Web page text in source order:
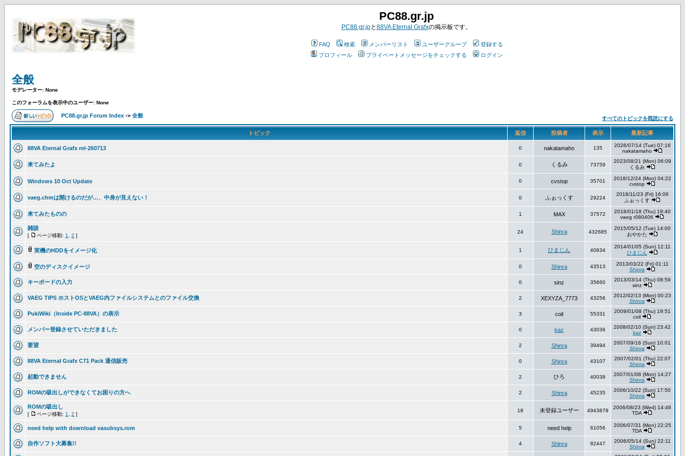
PC88.gr.jp
PC88.gr.jpと88VA Eternal Grafxの掲示板です。
FAQ 検索 メンバーリスト ユーザーグループ
登録する
プロフィール
プライベートメッセージをチェックする ログイン
全般
モデレーター: None
このフォーラムを表示中のユーザー: None
PC88.gr.jp Forum Index -> 全般 すべてのトピックを既読にする
トピック 返信 投稿者 表示 最新記事
88VA Eternal Grafx rel-260713 0 nakatamaho 135
2026/07/14 (Tue) 07:16
nakatamaho
来てみたよ 0 くるみ 73759
2023/08/21 (Mon) 06:09
くるみ
Windows 10 Oct Update 0 cvstop 35701
2018/12/24 (Mon) 04:22
cvstop
vaeg.chmは開けるのだが…、中身が見えない！ 0 ふぉっくす 29224
2018/11/23 (Fri) 16:06
ふぉっくす
来てみたものの 1 MAX 37572
2018/01/18 (Thu) 19:40
vaeg r080406
雑談
[ ページ移動: 1 2 ]
24 Shinra 432685
2015/05/12 (Tue) 14:00
おやかた
実機のHDDをイメージ化 1 ひまじん 40834
2014/01/05 (Sun) 12:11
ひまじん
空のディスクイメージ 0 Shinra 43513
2013/03/22 (Fri) 01:11
Shinra
キーボードの入力 0 sinz 35660
2013/03/14 (Thu) 08:59
sinz
VAEG TIPS ホストOSとVAEG内ファイルシステムとのファイル交換 2 XEXYZA_7773 43256
2012/02/13 (Mon) 00:23
Shinra
PukiWiki（Inside PC-88VA）の表示 3 coil 55331
2009/01/08 (Thu) 19:51
coil
メンバー登録させていただきました 0 kaz 43036
2008/02/10 (Sun) 23:42
kaz
要望 2 Shinra 39494
2007/09/16 (Sun) 10:01
Shinra
88VA Eternal Grafx C71 Pack 通信販売 0 Shinra 43107
2007/02/01 (Thu) 22:07
Shinra
起動できません 2 ひろ 40038
2007/01/08 (Mon) 14:27
Shinra
ROMの吸出しができなくてお困りの方へ 2 Shinra 45235
2006/10/22 (Sun) 17:50
Shinra
ROMの吸出し
[ ページ移動: 1 2 ]
18 未登録ユーザー 4943878
2006/08/23 (Wed) 14:46
TDA
need help with download vasubsys.rom 5 need help 61056
2006/07/31 (Mon) 22:25
TDA
自作ソフト大募集!! 4 Shinra 82447
2006/05/14 (Sun) 22:11
Shinra